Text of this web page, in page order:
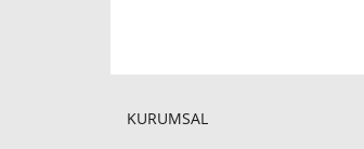
KURUMSAL